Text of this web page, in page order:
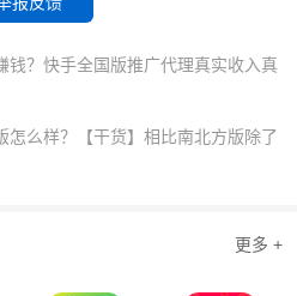
钱？快手全国版推广代理真实收入真
怎么样？【干货】相比南北方版除了
更多 +